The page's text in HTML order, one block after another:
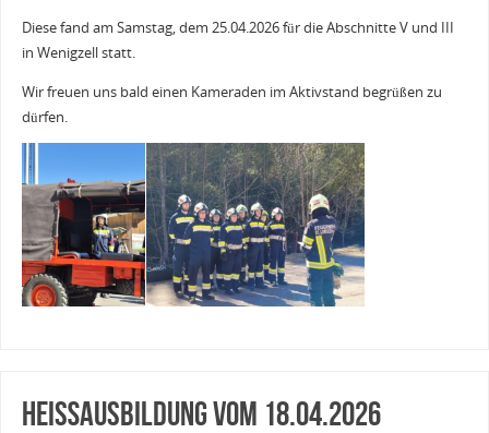
Diese fand am Samstag, dem 25.04.2026 für die Abschnitte V und III
in Wenigzell statt.
Wir freuen uns bald einen Kameraden im Aktivstand begrüßen zu
dürfen.
Heißausbildung vom 18.04.2026